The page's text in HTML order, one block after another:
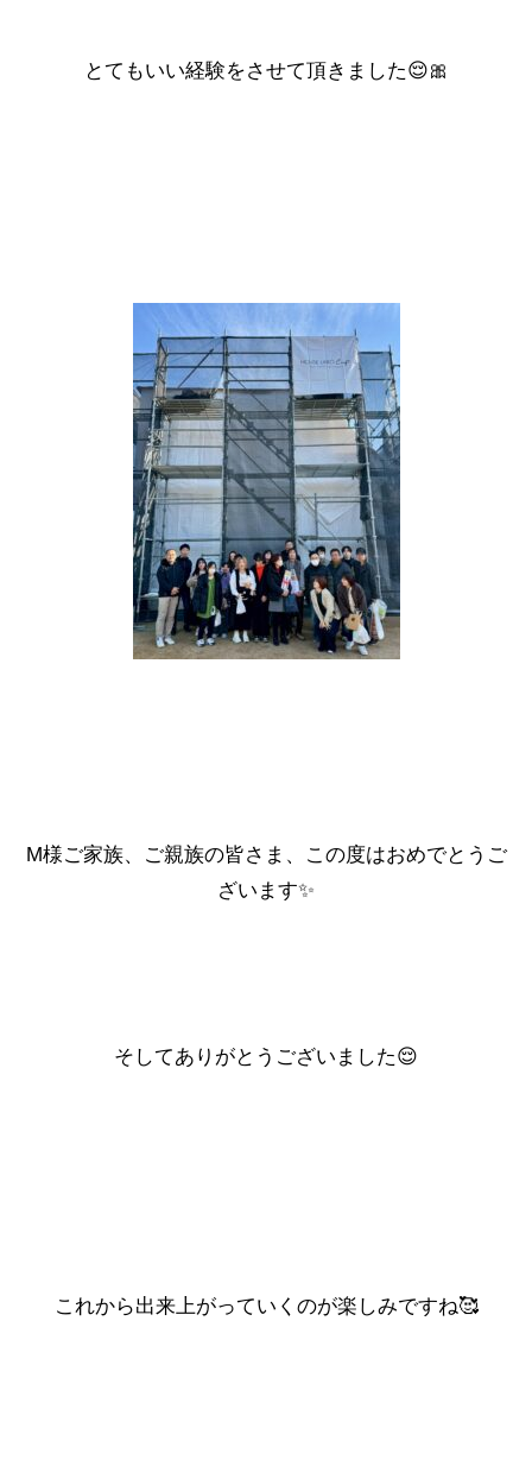
とてもいい経験をさせて頂きました😌🎀
M様ご家族、ご親族の皆さま、この度はおめでとうご
ざいます✨
そしてありがとうございました😌
これから出来上がっていくのが楽しみですね🥰